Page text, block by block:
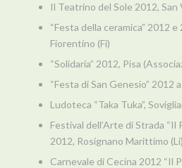
Il Teatrino del Sole 2012, San
“Festa della ceramica” 2012
Fiorentino (Fi)
“Solidaria” 2012, Pisa
“Festa di San Genesio” 2012
Ludoteca “Taka Tuka”,
Festival dell’Arte di Strada “Il
2012, Rosignano Marittimo (Li)
Carnevale di Cecina 2012 “Il